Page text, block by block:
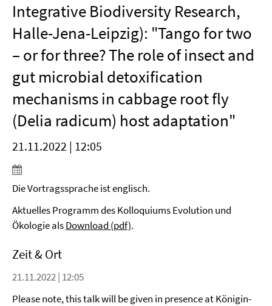
Integrative Biodiversity Research,
Halle-Jena-Leipzig): "Tango for two
– or for three? The role of insect and
gut microbial detoxification
mechanisms in cabbage root fly
(Delia radicum) host adaptation"
21.11.2022 | 12:05
Die Vortragssprache ist englisch.
Aktuelles Programm des Kolloquiums Evolution und
Ökologie alsDownload (pdf).
Zeit & Ort
21.11.2022 | 12:05
Please note, this talk will be given in presence at Königin-